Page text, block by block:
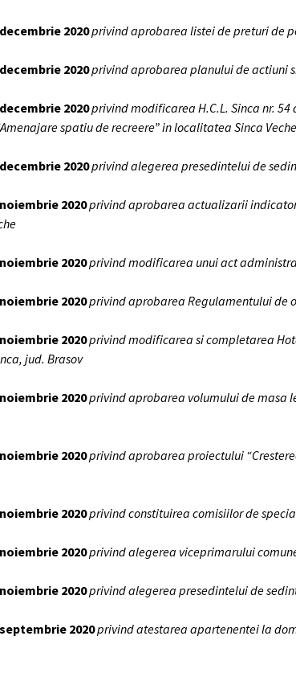
2020privind aprobarea listei de preturi de
2020privind aprobarea planului de actiuni
2020privind modificarea H.C.L. Sinca nr.
spatiu de recreere” in localitatea Sinca Veche
2020privind alegerea presedintelui de
2020privind aprobarea actualizarii
2020privind modificarea unui act
2020privind aprobarea Regulamentului de
2020privind modificarea si completarea
jud. Brasov
2020privind aprobarea volumului de masa
2020privind aprobarea proiectului
2020privind constituirea comisiilor de
2020privind alegerea viceprimarului
2020privind alegerea presedintelui de
2020privind atestarea apartenentei la